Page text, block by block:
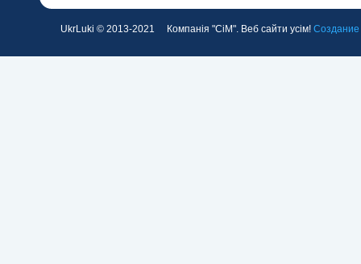
UkrLuki © 2013-2021 Компанія "СіМ". Веб сайти усім! Создание